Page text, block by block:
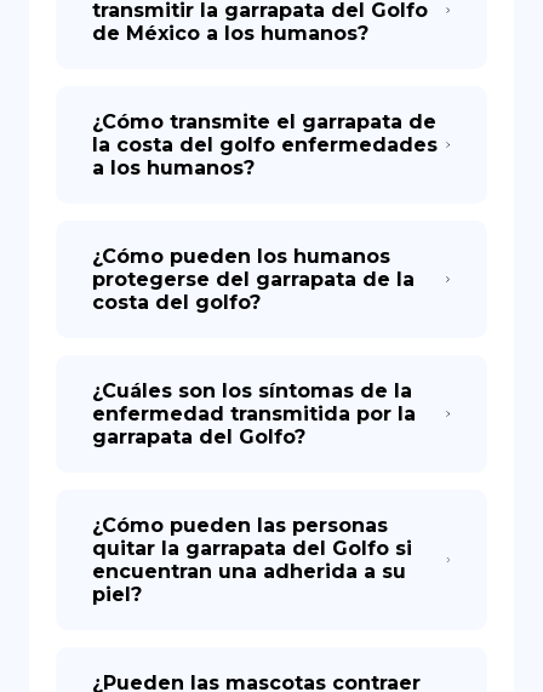
transmitir la garrapata del Golfo
de México a los humanos?
¿Cómo transmite el garrapata de
la costa del golfo enfermedades
a los humanos?
¿Cómo pueden los humanos
protegerse del garrapata de la
costa del golfo?
¿Cuáles son los síntomas de la
enfermedad transmitida por la
garrapata del Golfo?
¿Cómo pueden las personas
quitar la garrapata del Golfo si
encuentran una adherida a su
piel?
¿Pueden las mascotas contraer